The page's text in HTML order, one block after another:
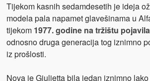
Tijekom kasnih sedamdesetih je ideja
modela pala napamet glavešinama u
tijekom 1977. godine na tržištu
odnosno druga generacija tog iznimno
iz prošlosti.
Nova je Giulietta bila jedan iznimno